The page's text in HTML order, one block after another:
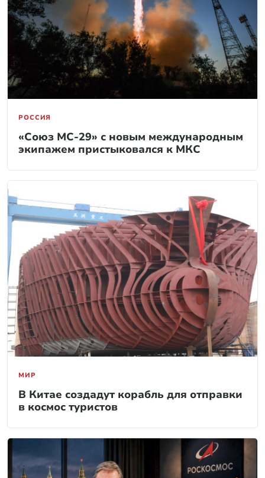
РОССИЯ
«Союз МС-29» с новым международным
экипажем пристыковался к МКС
МИР
В Китае создадут корабль для отправки
в космос туристов